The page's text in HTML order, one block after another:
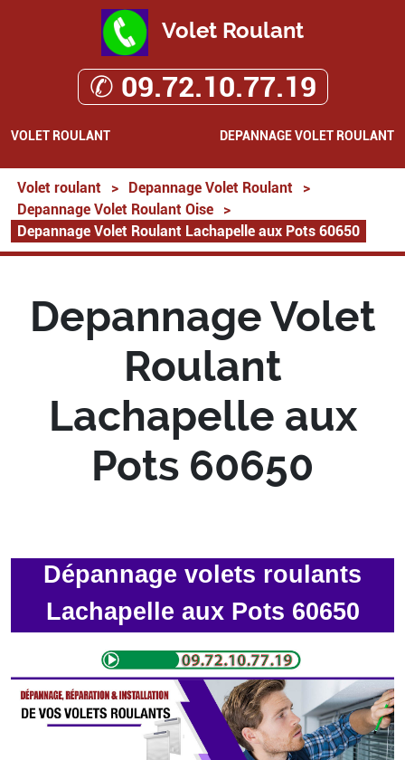
Volet Roulant
✆ 09.72.10.77.19
VOLET ROULANT DEPANNAGE VOLET ROULANT
Volet roulant > Depannage Volet Roulant
>
Depannage Volet Roulant Oise
>
Depannage Volet Roulant Lachapelle aux Pots 60650
Depannage Volet
Roulant
Lachapelle aux
Pots 60650
Dépannage volets roulants
Lachapelle aux Pots 60650